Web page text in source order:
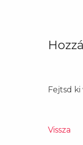
Fejtsd ki
Vissza